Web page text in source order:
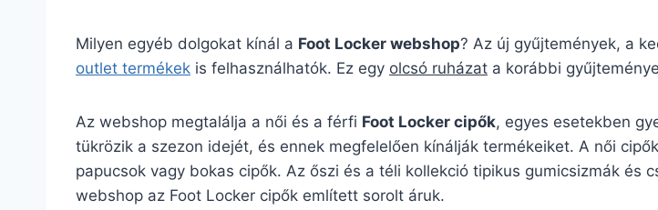
Milyen egyéb dolgokat kínál a Foot Locker webshop? Az új gyűjtemények, a
outlet termékek is felhasználhatók. Ez egy olcsó ruházat a korábbi
Az webshop megtalálja a női és a férfi Foot Locker cipők, egyes esetekben
tükrözik a szezon idejét, és ennek megfelelően kínálják termékeiket. A női
papucsok vagy bokas cipők. Az őszi és a téli kollekció tipikus gumicsizmák és
webshop az Foot Locker cipők említett sorolt áruk.